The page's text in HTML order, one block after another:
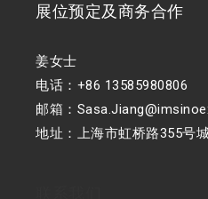
展位预定及商务合作
姜女士
电话：+86 13585980806
邮箱：
地址：上海市虹桥路355号